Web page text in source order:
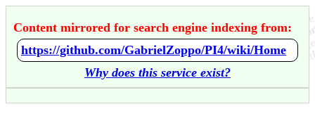
Content mirrored for search engine indexing from:
https://github.com/GabrielZoppo/PI4/wiki/Home
Why does this service exist?